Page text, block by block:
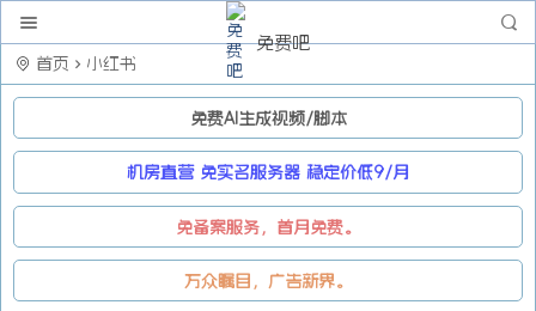
免费吧
首页 小红书
免费AI生成视频/脚本
机房直营 免实名服务器 稳定价低9/月
免备案服务，首月免费。
万众瞩目，广告新界。